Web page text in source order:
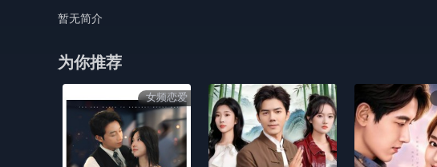
暂无简介
为你推荐
女频恋爱